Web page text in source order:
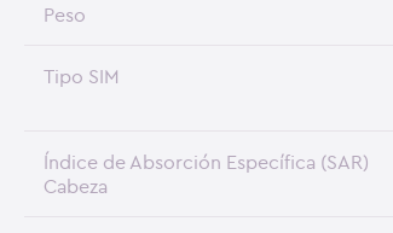
Peso
Tipo SIM
Índice de Absorción Específica (SAR)
Cabeza